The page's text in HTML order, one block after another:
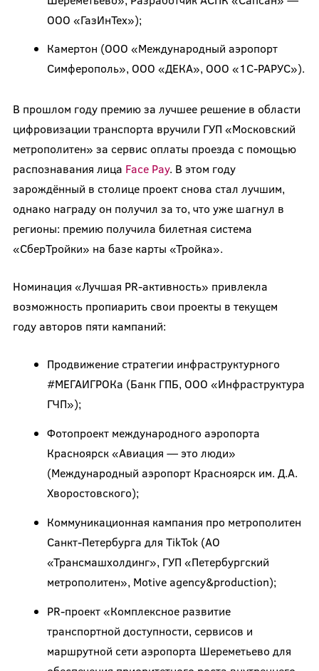
ООО «ГазИнТех»);
Камертон (ООО «Международный аэропорт
Симферополь», ООО «ДЕКА», ООО «1С-РАРУС»).
В прошлом году премию за лучшее решение в области
цифровизации транспорта вручили ГУП «Московский
метрополитен» за сервис оплаты проезда с помощью
распознавания лица Face Pay. В этом году
зарождённый в столице проект снова стал лучшим,
однако награду он получил за то, что уже шагнул в
регионы: премию получила билетная система
«СберТройки» на базе карты «Тройка».
Номинация «Лучшая PR-активность» привлекла
возможность пропиарить свои проекты в текущем
году авторов пяти кампаний:
Продвижение стратегии инфраструктурного
#МЕГАИГРОКа (Банк ГПБ, ООО «Инфраструктура
ГЧП»);
Фотопроект международного аэропорта
Красноярск «Авиация — это люди»
(Международный аэропорт Красноярск им. Д.А.
Хворостовского);
Коммуникационная кампания про метрополитен
Санкт-Петербурга для TikTok (АО
«Трансмашхолдинг», ГУП «Петербургский
метрополитен», Motive agency&production);
PR-проект «Комплексное развитие
транспортной доступности, сервисов и
маршрутной сети аэропорта Шереметьево для